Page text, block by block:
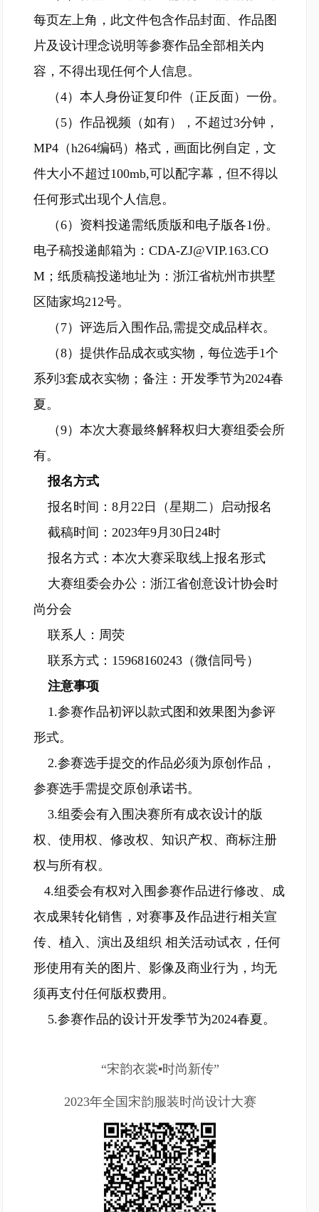
每页左上角，此文件包含作品封面、作品图
片及设计理念说明等参赛作品全部相关内
容，不得出现任何个人信息。
（4）本人身份证复印件（正反面）一份。
（5）作品视频（如有），不超过3分钟，
MP4（h264编码）格式，画面比例自定，文
件大小不超过100mb,可以配字幕，但不得以
任何形式出现个人信息。
（6）资料投递需纸质版和电子版各1份。
电子稿投递邮箱为：CDA-ZJ@VIP.163.CO
M；纸质稿投递地址为：浙江省杭州市拱墅
区陆家坞212号。
（7）评选后入围作品,需提交成品样衣。
（8）提供作品成衣或实物，每位选手1个
系列3套成衣实物；备注：开发季节为2024春
夏。
（9）本次大赛最终解释权归大赛组委会所
有。
报名方式
报名时间：8月22日（星期二）启动报名
截稿时间：2023年9月30日24时
报名方式：本次大赛采取线上报名形式
大赛组委会办公：浙江省创意设计协会时
尚分会
联系人：周荧
联系方式：15968160243（微信同号）
注意事项
1.参赛作品初评以款式图和效果图为参评
形式。
2.参赛选手提交的作品必须为原创作品，
参赛选手需提交原创承诺书。
3.组委会有入围决赛所有成衣设计的版
权、使用权、修改权、知识产权、商标注册
权与所有权。
4.组委会有权对入围参赛作品进行修改、成
衣成果转化销售，对赛事及作品进行相关宣
传、植入、演出及组织 相关活动试衣，任何
形使用有关的图片、影像及商业行为，均无
须再支付任何版权费用。
5.参赛作品的设计开发季节为2024春夏。
“宋韵衣裳▪时尚新传”
2023年全国宋韵服装时尚设计大赛